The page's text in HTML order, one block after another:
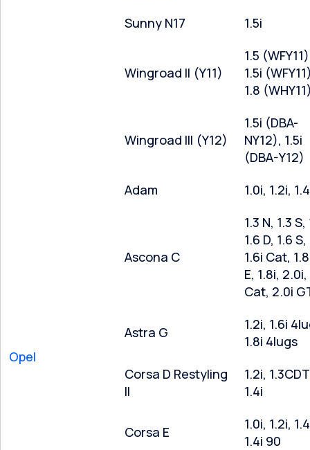
Sunny N17 1.5i
Wingroad II (Y11)
1.5
1.5i
1.8
Wingroad III (Y12)
1.5i (DBA-
NY12), 1.5i
(DBA-Y12)
Opel
Adam 1.0i, 1.2i,
Ascona C
1.3 N, 1.3 S,
1.6 D, 1.6
1.6i Cat,
E, 1.8i,
Cat, 2.0i
Astra G
1.2i, 1.6i
1.8i 4lugs
Corsa D Restyling
II
1.2i,
1.4i
Corsa E
1.0i, 1.2i,
1.4i 90